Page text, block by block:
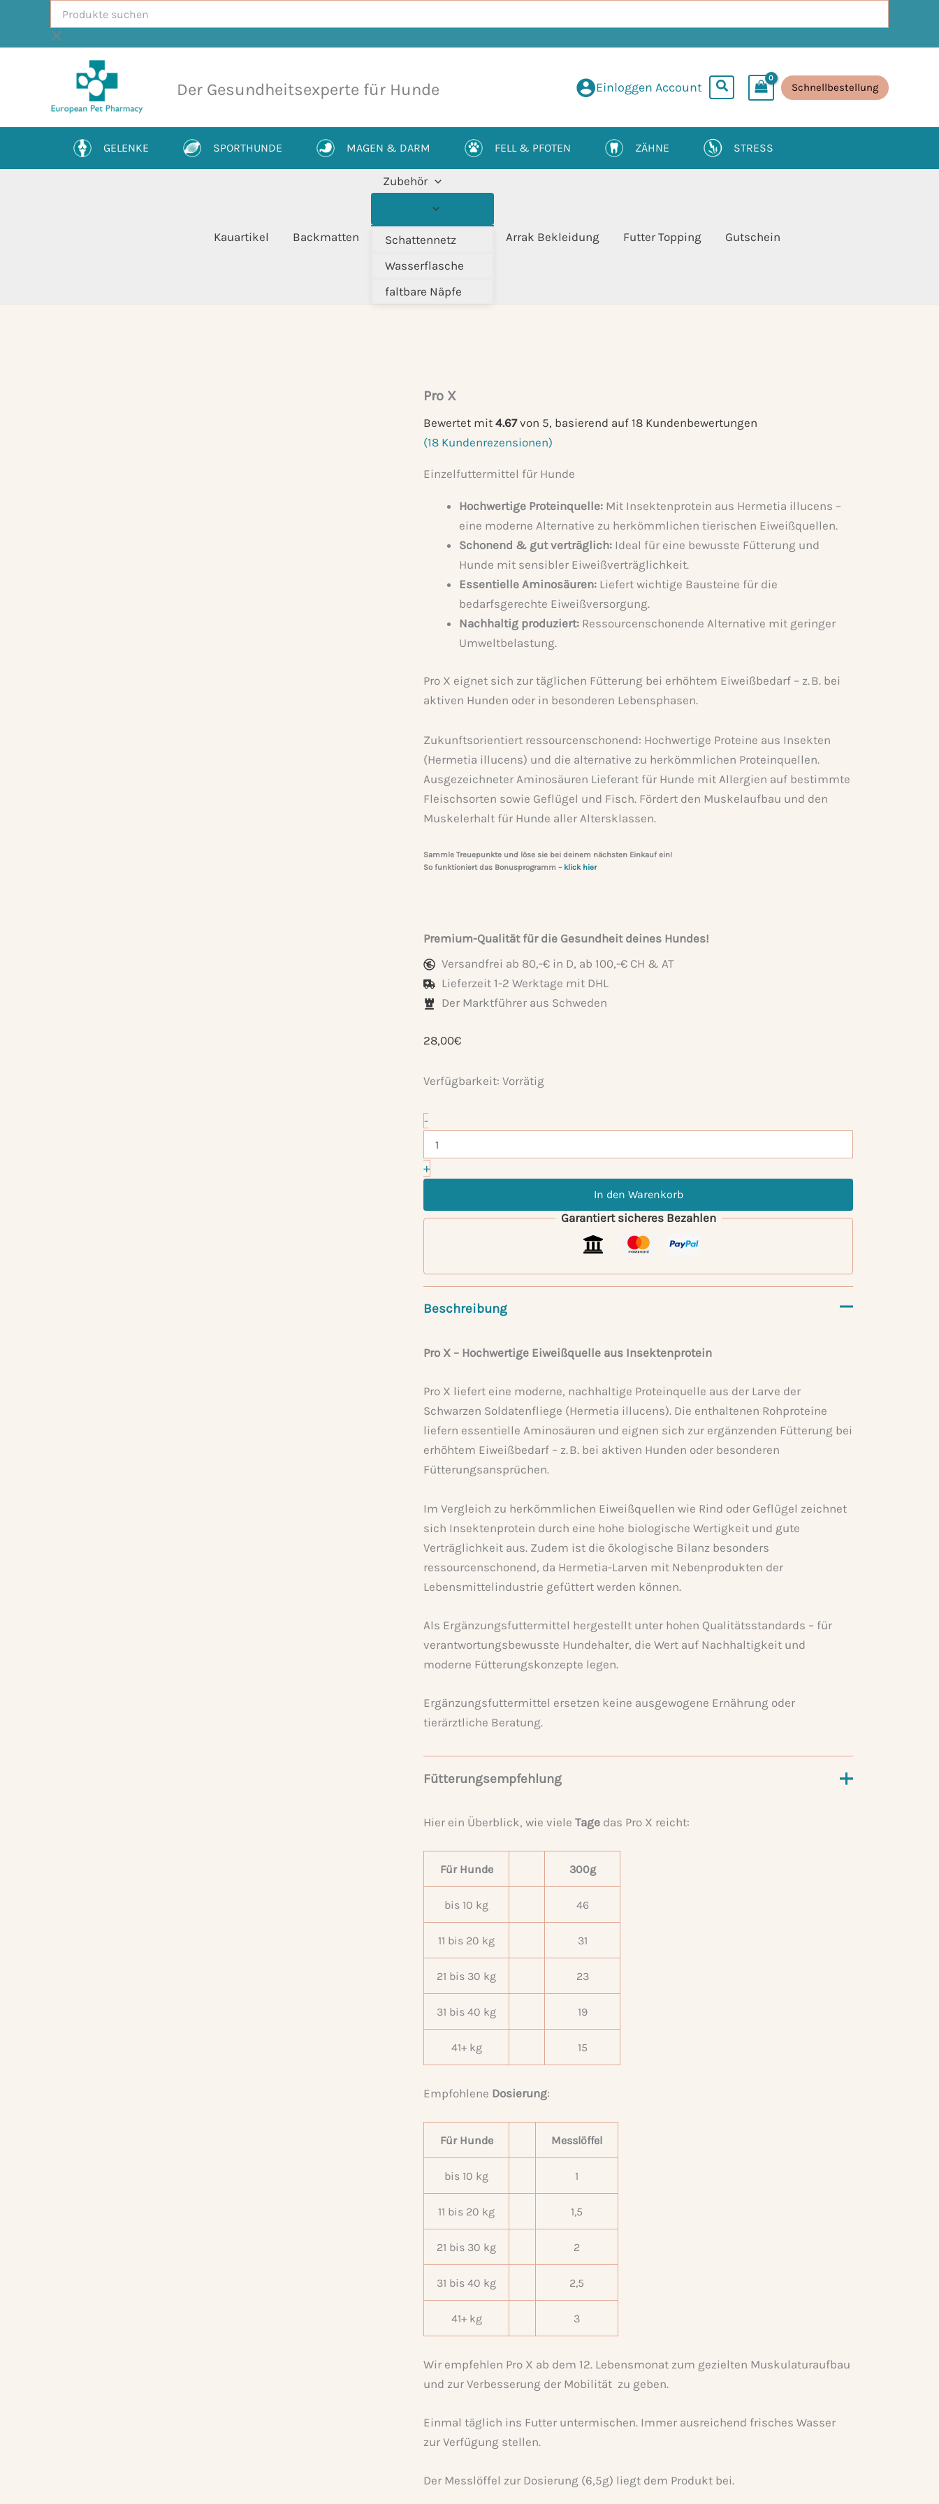
springen
suchen
Der Gesundheitsexperte für Hunde Einloggen Account Schnellbestellung
GELENKE SPORTHUNDE MAGEN & DARM FELL & PFOTEN ZÄHNE STRESS
Kauartikel Backmatten
Zubehör
Schattennetz
Wasserflasche
faltbare Näpfe
Arrak Bekleidung Futter Topping Gutschein
Pro X
Bewertet mit4.67von 5, basierend auf18 Kundenbewertungen
(18 Kundenrezensionen)
Einzelfuttermittel für Hunde
Hochwertige Proteinquelle: Mit Insektenprotein aus Hermetia illucens –
eine moderne Alternative zu herkömmlichen tierischen Eiweißquellen.
Schonend & gut verträglich: Ideal für eine bewusste Fütterung und
Hunde mit sensibler Eiweißverträglichkeit.
Essentielle Aminosäuren: Liefert wichtige Bausteine für die
bedarfsgerechte Eiweißversorgung.
Nachhaltig produziert: Ressourcenschonende Alternative mit geringer
Umweltbelastung.
Pro X eignet sich zur täglichen Fütterung bei erhöhtem Eiweißbedarf – z. B. bei
aktiven Hunden oder in besonderen Lebensphasen.
Zukunftsorientiert ressourcenschonend: Hochwertige Proteine aus Insekten
(Hermetia illucens) und die alternative zu herkömmlichen Proteinquellen.
Ausgezeichneter Aminosäuren Lieferant für Hunde mit Allergien auf bestimmte
Fleischsorten sowie Geflügel und Fisch. Fördert den Muskelaufbau und den
Muskelerhalt für Hunde aller Altersklassen.
Sammle Treuepunkte und löse sie bei deinem nächsten Einkauf ein!
So funktioniert das Bonusprogramm – klick hier
Premium-Qualität für die Gesundheit deines Hundes!
Versandfrei ab 80,-€ in D, ab 100,-€ CH & AT
Lieferzeit 1-2 Werktage mit DHL
Der Marktführer aus Schweden
28,00€
Verfügbarkeit: Vorrätig
-Pro
X
Menge
+
In den Warenkorb
Garantiert sicheres Bezahlen
Beschreibung
Pro X – Hochwertige Eiweißquelle aus Insektenprotein
Pro X liefert eine moderne, nachhaltige Proteinquelle aus der Larve der
Schwarzen Soldatenfliege (Hermetia illucens). Die enthaltenen Rohproteine
liefern essentielle Aminosäuren und eignen sich zur ergänzenden Fütterung bei
erhöhtem Eiweißbedarf – z. B. bei aktiven Hunden oder besonderen
Fütterungsansprüchen.
Im Vergleich zu herkömmlichen Eiweißquellen wie Rind oder Geflügel zeichnet
sich Insektenprotein durch eine hohe biologische Wertigkeit und gute
Verträglichkeit aus. Zudem ist die ökologische Bilanz besonders
ressourcenschonend, da Hermetia-Larven mit Nebenprodukten der
Lebensmittelindustrie gefüttert werden können.
Als Ergänzungsfuttermittel hergestellt unter hohen Qualitätsstandards – für
verantwortungsbewusste Hundehalter, die Wert auf Nachhaltigkeit und
moderne Fütterungskonzepte legen.
Ergänzungsfuttermittel ersetzen keine ausgewogene Ernährung oder
tierärztliche Beratung.
Fütterungsempfehlung
Hier ein Überblick, wie vieleTage das Pro X reicht:
Für Hunde 300g
bis 10 kg 46
11 bis 20 kg 31
21 bis 30 kg 23
31 bis 40 kg 19
41+ kg 15
Empfohlene Dosierung:
Für Hunde Messlöffel
bis 10 kg 1
11 bis 20 kg 1,5
21 bis 30 kg 2
31 bis 40 kg 2,5
41+ kg 3
Wir empfehlen Pro X ab dem 12. Lebensmonat zum gezielten Muskulaturaufbau
und zur Verbesserung der Mobilität zu geben.
Einmal täglich ins Futter untermischen. Immer ausreichend frisches Wasser
zur Verfügung stellen.
Der Messlöffel zur Dosierung (6,5g) liegt dem Produkt bei.